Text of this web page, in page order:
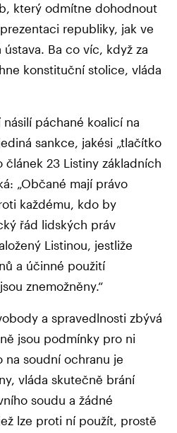
který odmítne dohodnout
republiky, jak ve
Ba co víc, když za
konstituční stolice, vláda
páchané koalicí na
sankce, jakési „tlačítko
článek 23 Listiny základních
„Občané mají právo
každému, kdo by
řád lidských práv
Listinou, jestliže
a účinné použití
znemožněny.“
a spravedlnosti zbývá
jsou podmínky pro ni
na soudní ochranu je
vláda skutečně brání
soudu a žádné
lze proti ní použít, prostě